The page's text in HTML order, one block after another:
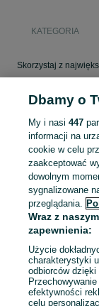
KATEGORIA
Mapa kategorii
Mapa miejscowości
Mapa ministron
Popularne
Dbamy o
My i nasi447
informacji na
cookie w celu
zaakceptować
dowolnym
sygnalizowane
przeglądania.
Wraz z
zapewnienia:
Użycie
charakterystyki
odbiorców
efektywności
celu